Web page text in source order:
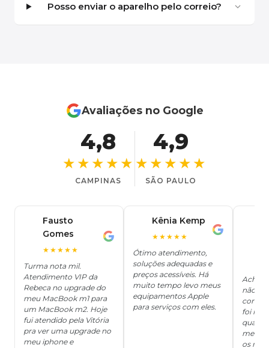
Posso enviar o aparelho pelo correio?
Avaliações no Google
4,8
★★★★★
CAMPINAS
4,9
★★★★★
SÃO PAULO
Fausto
Gomes
★★★★★
Turma nota mil.
Atendimento VIP da
Rebeca no upgrade do
meu MacBook m1 para
um MacBook m2. Hoje
fui atendido pela Vitória
pra ver uma upgrade no
meu iphone e
Kênia Kemp
★★★★★
Ótimo atendimento,
soluções adequadas e
preços acessíveis. Há
muito tempo levo meus
equipamentos Apple
para serviços com eles.
Achei
não
foi
me
os